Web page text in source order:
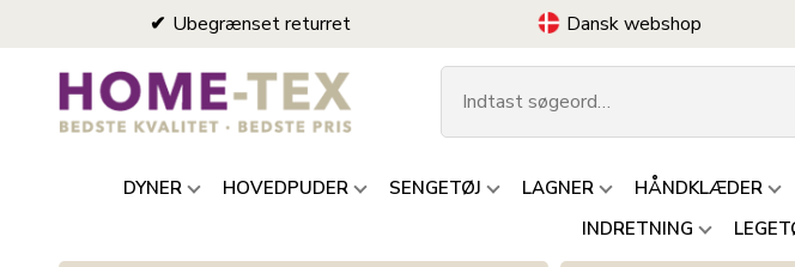
Ubegrænset returret Dansk webshop
DYNER HOVEDPUDER SENGETØJ LAGNER HÅNDKLÆDER
INDRETNING